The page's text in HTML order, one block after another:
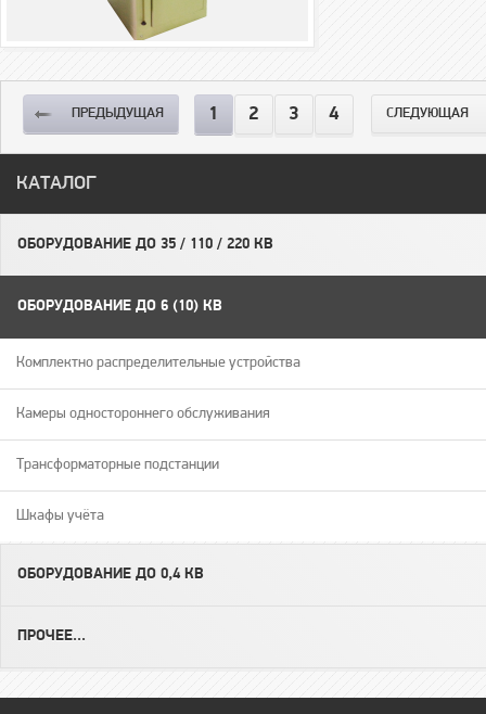
ПРЕДЫДУЩАЯ 1 2 3 4 СЛЕДУЮЩАЯ
КАТАЛОГ
ОБОРУДОВАНИЕ ДО 35 / 110 / 220 КВ
ОБОРУДОВАНИЕ ДО 6 (10) КВ
Комплектно распределительные устройства
Камеры одностороннего обслуживания
Трансформаторные подстанции
Шкафы учёта
ОБОРУДОВАНИЕ ДО 0,4 КВ
ПРОЧЕЕ...